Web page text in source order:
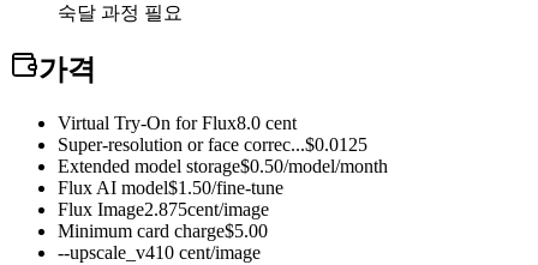
숙달 과정 필요
가격
Virtual Try-On for Flux8.0 cent
Super-resolution or face correc...$0.0125
Extended model storage$0.50/model/month
Flux AI model$1.50/fine-tune
Flux Image2.875cent/image
Minimum card charge$5.00
--upscale_v410 cent/image